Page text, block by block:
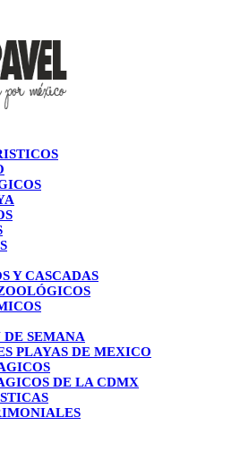
Y CASCADAS
DE SEMANA
PLAYAS DE MEXICO
DE LA CDMX